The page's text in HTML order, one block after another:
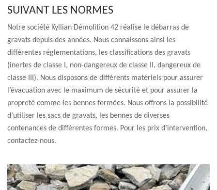
SUIVANT LES NORMES
Notre société Kyllian Démolition 42 réalise le débarras de
gravats depuis des années. Nous connaissons ainsi les
différentes réglementations, les classifications des gravats
(inertes de classe I, non-dangereux de classe II, dangereux de
classe III). Nous disposons de différents matériels pour assurer
l’évacuation avec le maximum de sécurité et pour assurer la
propreté comme les bennes fermées. Nous offrons la possibilité
d’utiliser les sacs de gravats, les bennes de diverses
contenances de différentes formes. Pour les prix d’intervention,
contactez-nous.